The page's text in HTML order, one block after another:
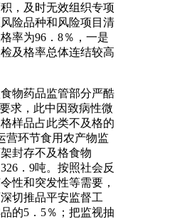
，及时无效组织专项
险品种和风险项目清
率为96．8％，一是
及格率总体连结较高
物药品监管部分严酷
求，此中因致病性微
样品占此类不及格的
营环节食用农产物监
封存不及格食物
．9吨。按照社会反
性和突发性等需要，
切推品平安监督工
的5．5％；把监视抽